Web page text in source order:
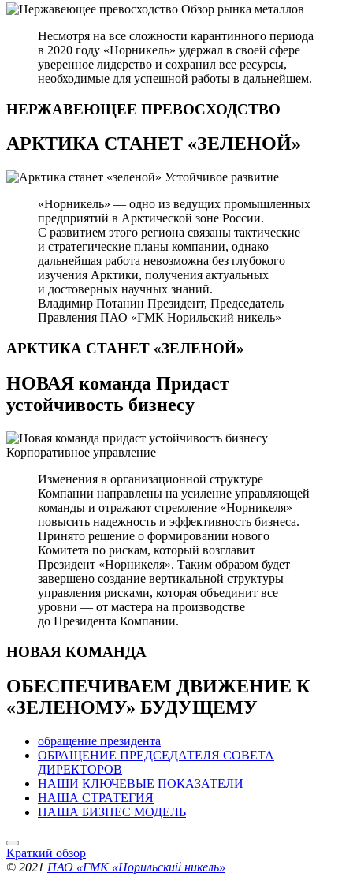
Обзор рынка металлов
Несмотря на все сложности карантинного периода
в 2020 году «Норникель» удержал в своей сфере
уверенное лидерство и сохранил все ресурсы,
необходимые для успешной работы в дальнейшем.
НЕРЖАВЕЮЩЕЕ ПРЕВОСХОДСТВО
АРКТИКА СТАНЕТ «ЗЕЛЕНОЙ»
Устойчивое развитие
«Норникель» — одно из ведущих промышленных
предприятий в Арктической зоне России.
С развитием этого региона связаны тактические
и стратегические планы компании, однако
дальнейшая работа невозможна без глубокого
изучения Арктики, получения актуальных
и достоверных научных знаний.
Владимир Потанин Президент, Председатель
Правления ПАО «ГМК Норильский никель»
АРКТИКА СТАНЕТ «ЗЕЛЕНОЙ»
НОВАЯ команда Придаст
устойчивость бизнесу
Корпоративное управление
Изменения в организационной структуре
Компании направлены на усиление управляющей
команды и отражают стремление «Норникеля»
повысить надежность и эффективность бизнеса.
Принято решение о формировании нового
Комитета по рискам, который возглавит
Президент «Норникеля». Таким образом будет
завершено создание вертикальной структуры
управления рисками, которая объединит все
уровни — от мастера на производстве
до Президента Компании.
НОВАЯ КОМАНДА
ОБЕСПЕЧИВАЕМ ДВИЖЕНИЕ К
«ЗЕЛЕНОМУ» БУДУЩЕМУ
обращение президента
ОБРАЩЕНИЕ ПРЕДСЕДАТЕЛЯ СОВЕТА
ДИРЕКТОРОВ
НАШИ КЛЮЧЕВЫЕ ПОКАЗАТЕЛИ
НАША СТРАТЕГИЯ
НАША БИЗНЕС МОДЕЛЬ
Краткий обзор
© 2021 ПАО «ГМК «Норильский никель»